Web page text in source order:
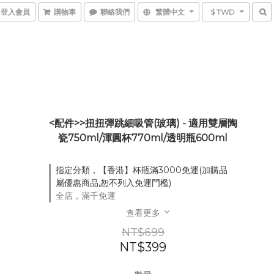
登入會員 購物車 聯絡我們 繁體中文 $ TWD
<配件>>扭扭彈跳細吸管(玻璃) - 適用雙層陶
瓷750ml/渾圓杯770ml/透明瓶600ml
指定分類，【香港】杯瓶滿3000免運(加購品
屬優惠商品,恕不列入免運門檻)
全店，滿千免運
查看更多
NT$699
NT$399